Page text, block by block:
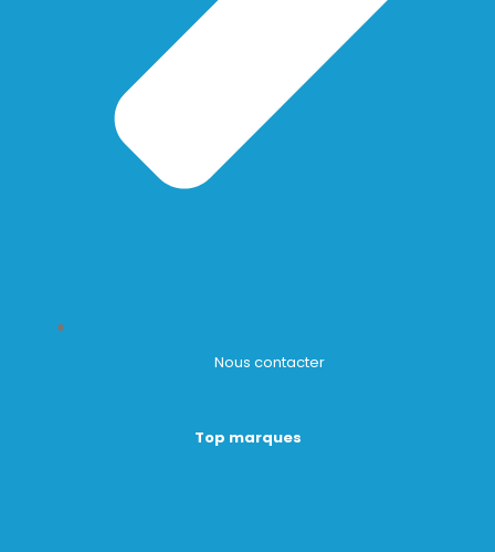
Nous contacter
Top marques